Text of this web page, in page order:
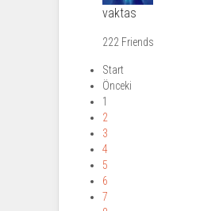
vaktas
222 Friends
Start
Önceki
1
2
3
4
5
6
7